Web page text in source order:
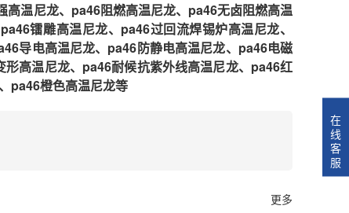
高温尼龙、pa46阻燃高温尼龙、pa46无卤阻燃高温
镭雕高温尼龙、pa46过回流焊锡炉高温尼龙、
导电高温尼龙、pa46防静电高温尼龙、pa46电磁
形高温尼龙、pa46耐候抗紫外线高温尼龙、pa46红
pa46橙色高温尼龙等
更多
在
线
客
服